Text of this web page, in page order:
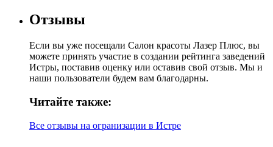
Отзывы
Если вы уже посещали Салон красоты Лазер Плюс, вы
можете принять участие в создании рейтинга заведений
Истры, поставив оценку или оставив свой отзыв. Мы и
наши пользователи будем вам благодарны.
Читайте также:
Все отзывы на огранизации в Истре